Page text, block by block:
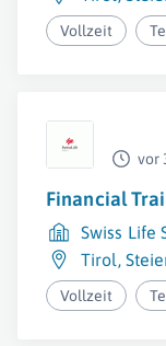
Vollzeit
vor
Financial
Swiss Life
Tirol,
Vollzeit